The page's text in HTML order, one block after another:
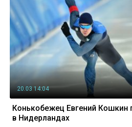
20.03 14:04
Конькобежец Евгений Кошкин
в Нидерландах